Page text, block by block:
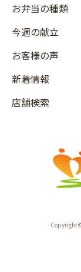
お弁当の種類
今週の献立
お客様の声
新着情報
店舗検索